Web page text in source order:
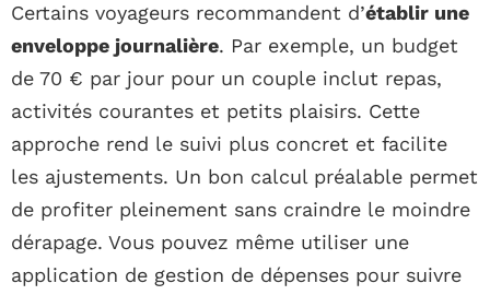
Certains voyageurs recommandent d’établir une
enveloppe journalière. Par exemple, un budget
de 70 € par jour pour un couple inclut repas,
activités courantes et petits plaisirs. Cette
approche rend le suivi plus concret et facilite
les ajustements. Un bon calcul préalable permet
de profiter pleinement sans craindre le moindre
dérapage. Vous pouvez même utiliser une
application de gestion de dépenses pour suivre